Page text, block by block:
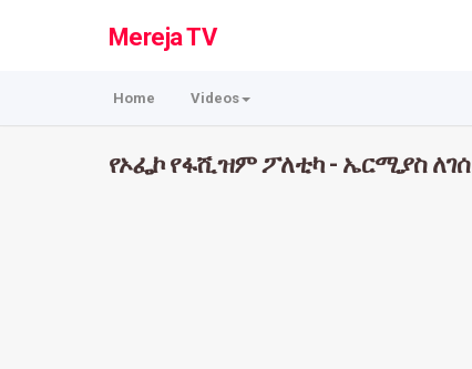
Mereja TV
Home Videos
የኦፌኮ የፋሺዝም ፖለቲካ - ኤርሚያስ ለገሰ